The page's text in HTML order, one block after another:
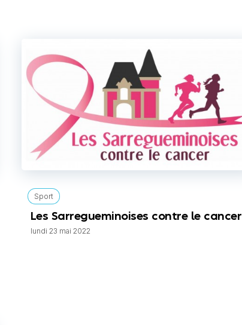
Sport
Les Sarregueminoises contre le cancer
lundi 23 mai 2022